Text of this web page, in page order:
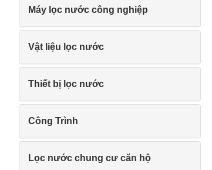
Máy lọc nước công nghiệp
Vật liệu lọc nước
Thiết bị lọc nước
Công Trình
Lọc nước chung cư căn hộ